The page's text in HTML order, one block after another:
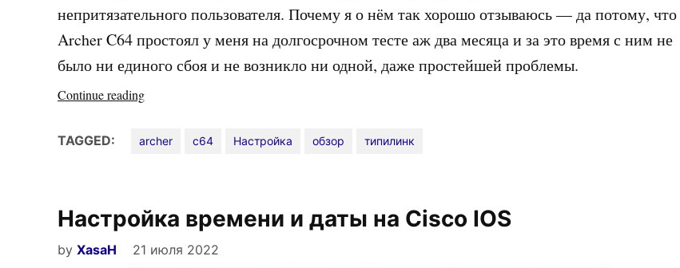
непритязательного пользователя. Почему я о нём так хорошо отзываюсь — да потому, что
Archer C64 простоял у меня на долгосрочном тесте аж два месяца и за это время с ним не
было ни единого сбоя и не возникло ни одной, даже простейшей проблемы.
Continue reading«TP-
Archer
и
настройка
роутера»
TAGGED: archer c64 Настройка обзор типилинк
Настройка времени и даты на Cisco IOS
by XasaH 21 июля 2022